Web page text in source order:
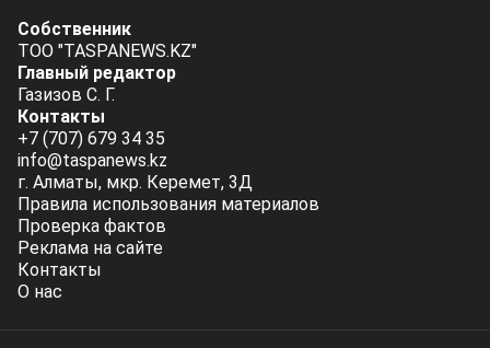
Собственник
ТОО "TASPANEWS.KZ"
Главный редактор
Газизов С. Г.
Контакты
+7 (707) 679 34 35
info@taspanews.kz
г. Алматы, мкр. Керемет, 3Д
Правила использования материалов
Проверка фактов
Реклама на сайте
Контакты
О нас